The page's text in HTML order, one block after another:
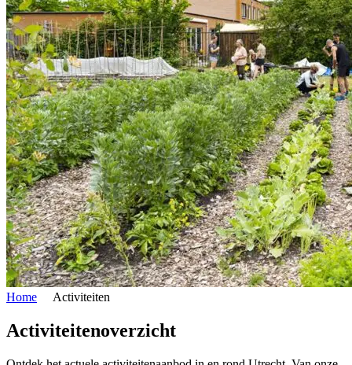
Home Activiteiten
Activiteitenoverzicht